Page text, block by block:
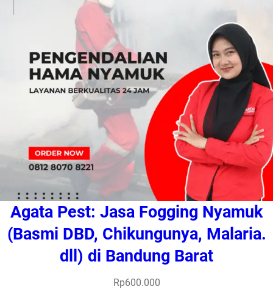
Agata Pest: Jasa Fogging Nyamuk
(Basmi DBD, Chikungunya, Malaria.
dll) di Bandung Barat
Rp600.000